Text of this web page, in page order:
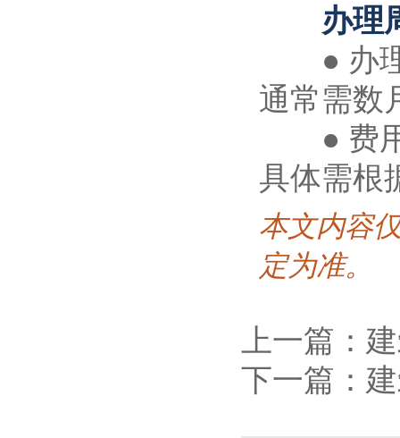
办理周
● 办理
通常需数
● 费用
具体需根
本文内容
定为准。
上一篇：
下一篇：